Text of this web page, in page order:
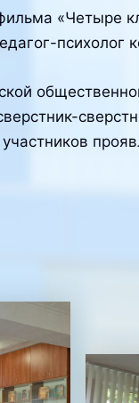
«Четыре